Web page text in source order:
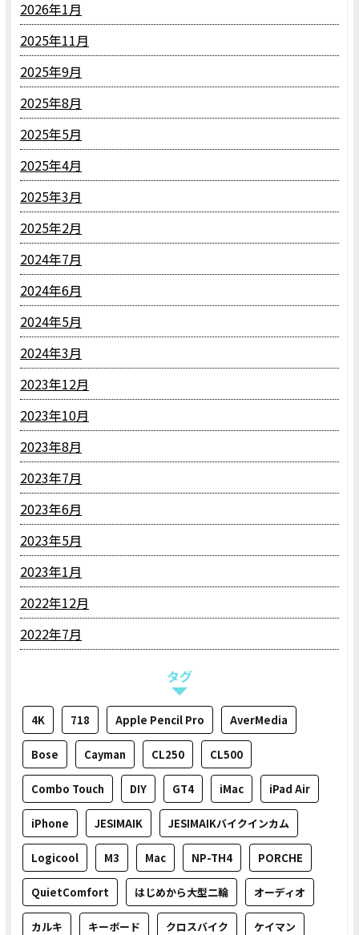
2026年1月
2025年11月
2025年9月
2025年8月
2025年5月
2025年4月
2025年3月
2025年2月
2024年7月
2024年6月
2024年5月
2024年3月
2023年12月
2023年10月
2023年8月
2023年7月
2023年6月
2023年5月
2023年1月
2022年12月
2022年7月
タグ
4K 718 Apple Pencil Pro AverMedia
Bose Cayman CL250 CL500
Combo Touch DIY GT4 iMac iPad Air
iPhone JESIMAIK JESIMAIKバイクインカム
Logicool M3 Mac NP-TH4 PORCHE
QuietComfort はじめから大型二輪 オーディオ
カルキ キーボード クロスバイク ケイマン